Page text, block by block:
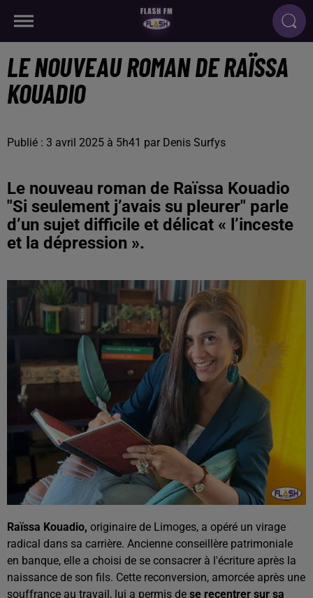
LE NOUVEAU ROMAN DE RAÏSSA
KOUADIO
Publié : 3 avril 2025 à 5h41 par Denis Surfys
Le nouveau roman de Raïssa Kouadio
"Si seulement j’avais su pleurer" parle
d’un sujet difficile et délicat « l’inceste
et la dépression ».
Raïssa Kouadio, originaire de Limoges, a opéré un virage
radical dans sa carrière. Ancienne conseillère patrimoniale
en banque, elle a choisi de se consacrer à l'écriture après la
naissance de son fils. Cette reconversion, amorcée après une
souffrance au travail, lui a permis de se recentrer sur sa